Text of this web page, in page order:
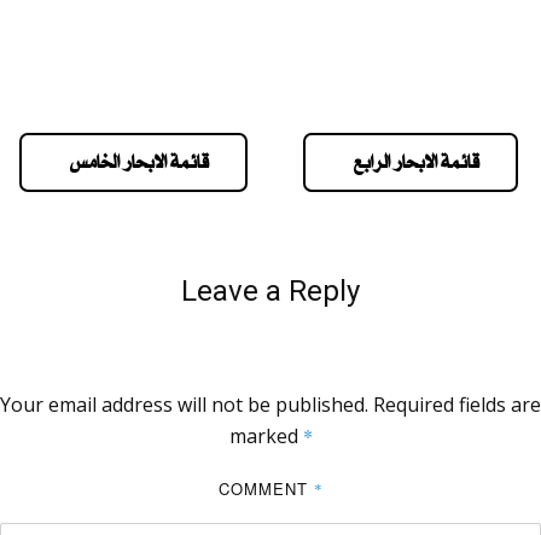
قائمة الابحار الخامس قائمة الابحار الرابع
Leave a Reply
Your email address will not be published. Required fields are
marked *
COMMENT *